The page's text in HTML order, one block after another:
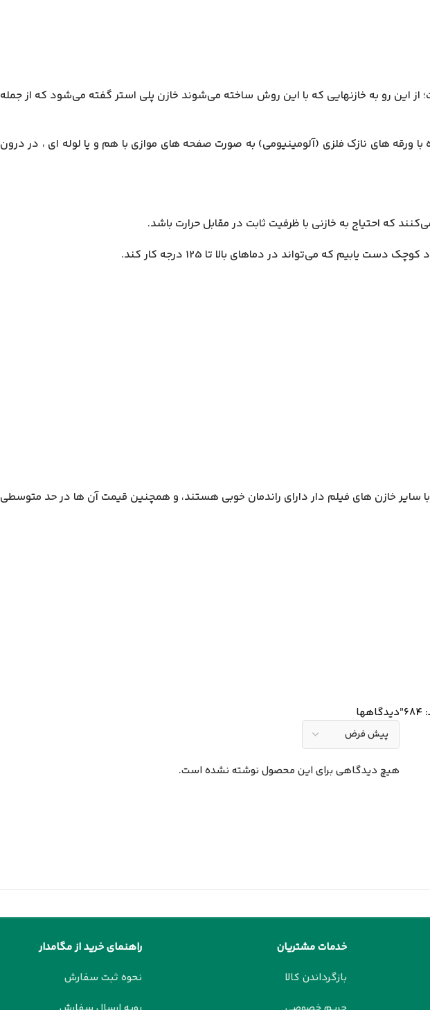
از این رو به خازنهایی که با این روش ساخته می‌شوند خازن پلی استر گفته می‌شود که از جمله
ورقه ‌های نازک فلزی (آلومینیومی) به صورت صفحه های موازی با هم و یا لوله ای ، در درون
که می‌تواند در دماهای بالا تا 125 درجه کار کند.
سایر خازن های فیلم دار دارای راندمان خوبی هستند، و همچنین قیمت آن ها در حد متوسطی
دیدگاهها
هیچ دیدگاهی برای این محصول نوشته نشده است.
خدمات مشتریان
بازگرداندن کالا
راهنمای خرید از مگامدار
نحوه ثبت سفارش